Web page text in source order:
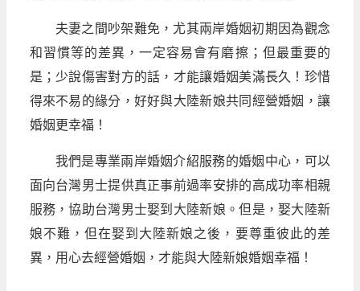
夫妻之間吵架難免，尤其兩岸婚姻初期因為觀念
和習慣等的差異，一定容易會有磨擦；但最重要的
是；少說傷害對方的話，才能讓婚姻美滿長久！珍惜
得來不易的緣分，好好與大陸新娘共同經營婚姻，讓
婚姻更幸福！
我們是專業兩岸婚姻介紹服務的婚姻中心，可以
面向台灣男士提供真正事前過率安排的高成功率相親
服務，協助台灣男士娶到大陸新娘。但是，娶大陸新
娘不難，但在娶到大陸新娘之後，要尊重彼此的差
異，用心去經營婚姻，才能與大陸新娘婚姻幸福！